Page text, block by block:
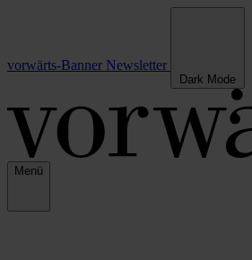
vorwärts-Banner Newsletter
Dark Mode
Menü